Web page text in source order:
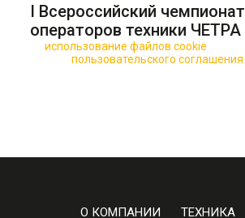
I Всероссийский чемпионат
операторов техники ЧЕТРА
использование файлов cookie
пользовательского соглашения
О КОМПАНИИ ТЕХНИКА